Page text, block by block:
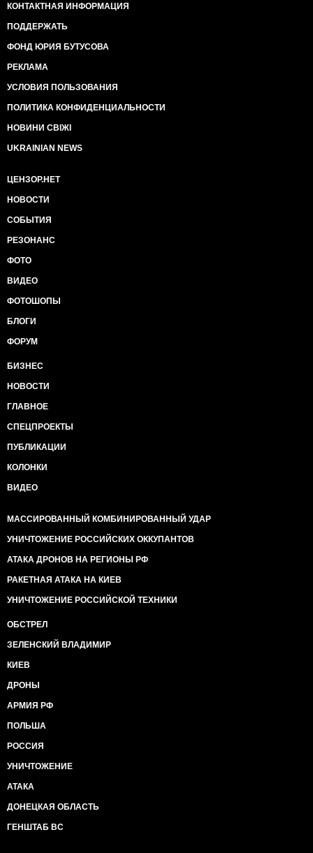
КОНТАКТНАЯ ИНФОРМАЦИЯ
ПОДДЕРЖАТЬ
ФОНД ЮРИЯ БУТУСОВА
РЕКЛАМА
УСЛОВИЯ ПОЛЬЗОВАНИЯ
ПОЛИТИКА КОНФИДЕНЦИАЛЬНОСТИ
НОВИНИ СВІЖІ
UKRAINIAN NEWS
ЦЕНЗОР.НЕТ
НОВОСТИ
СОБЫТИЯ
РЕЗОНАНС
ФОТО
ВИДЕО
ФОТОШОПЫ
БЛОГИ
ФОРУМ
БИЗНЕС
НОВОСТИ
ГЛАВНОЕ
СПЕЦПРОЕКТЫ
ПУБЛИКАЦИИ
КОЛОНКИ
ВИДЕО
МАССИРОВАННЫЙ КОМБИНИРОВАННЫЙ УДАР
УНИЧТОЖЕНИЕ РОССИЙСКИХ ОККУПАНТОВ
АТАКА ДРОНОВ НА РЕГИОНЫ РФ
РАКЕТНАЯ АТАКА НА КИЕВ
УНИЧТОЖЕНИЕ РОССИЙСКОЙ ТЕХНИКИ
ОБСТРЕЛ
ЗЕЛЕНСКИЙ ВЛАДИМИР
КИЕВ
ДРОНЫ
АРМИЯ РФ
ПОЛЬША
РОССИЯ
УНИЧТОЖЕНИЕ
АТАКА
ДОНЕЦКАЯ ОБЛАСТЬ
ГЕНШТАБ ВС